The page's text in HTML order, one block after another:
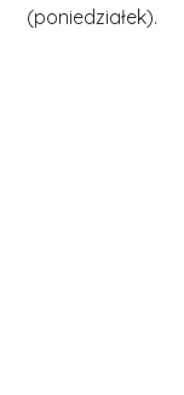
(poniedziałek).